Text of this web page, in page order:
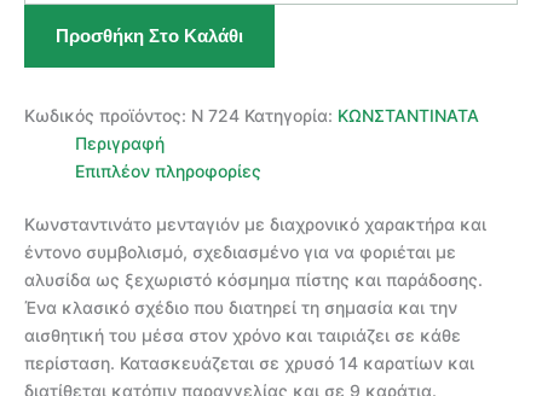
ΚΑΡΑΤΙΩΝ
Προσθήκη Στο Καλάθι
Κωδικός προϊόντος: Ν 724 Κατηγορία: ΚΩΝΣΤΑΝΤΙΝΑΤΑ
Περιγραφή
Επιπλέον πληροφορίες
Κωνσταντινάτο μενταγιόν με διαχρονικό χαρακτήρα και
έντονο συμβολισμό, σχεδιασμένο για να φοριέται με
αλυσίδα ως ξεχωριστό κόσμημα πίστης και παράδοσης.
Ένα κλασικό σχέδιο που διατηρεί τη σημασία και την
αισθητική του μέσα στον χρόνο και ταιριάζει σε κάθε
περίσταση. Κατασκευάζεται σε χρυσό 14 καρατίων και
διατίθεται κατόπιν παραγγελίας και σε 9 καράτια.